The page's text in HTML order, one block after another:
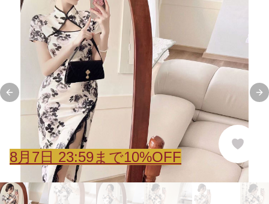
Previous slide
8月 7 日 23:59まで10%OFF